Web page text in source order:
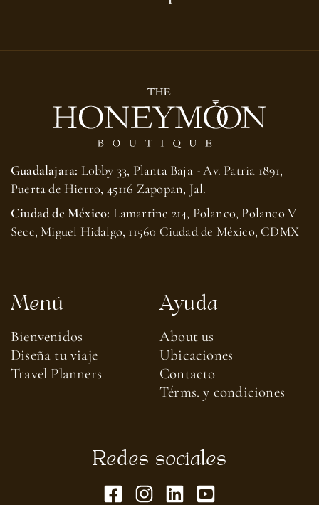
Guadalajara: Lobby 33, Planta Baja - Av. Patria 1891,
Puerta de Hierro, 45116 Zapopan, Jal.
Ciudad de México: Lamartine 214, Polanco, Polanco V
Secc, Miguel Hidalgo, 11560 Ciudad de México, CDMX
Menú
Bienvenidos
Diseña tu viaje
Travel Planners
Ayuda
About us​
Ubicaciones
Contacto
Térms. y condiciones
Redes sociales